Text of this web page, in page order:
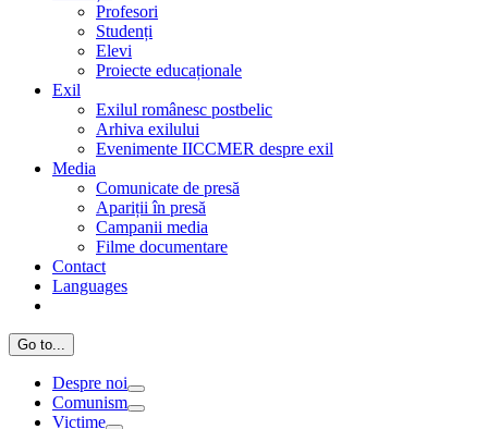
Profesori
Studenți
Elevi
Proiecte educaționale
Exil
Exilul românesc postbelic
Arhiva exilului
Evenimente IICCMER despre exil
Media
Comunicate de presă
Apariții în presă
Campanii media
Filme documentare
Contact
Languages
Go to...
Despre noi
Comunism
Victime